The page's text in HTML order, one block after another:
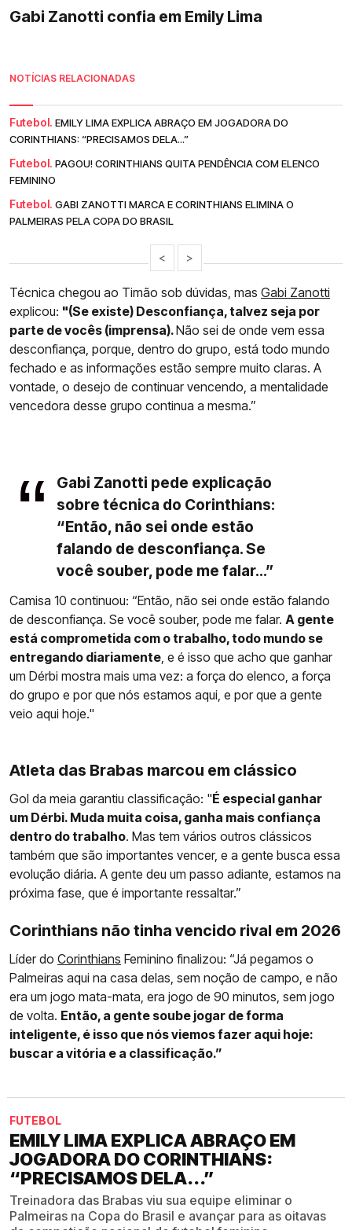
Gabi Zanotti confia em Emily Lima
NOTÍCIAS RELACIONADAS
Futebol. EMILY LIMA EXPLICA ABRAÇO EM JOGADORA DO
CORINTHIANS: “PRECISAMOS DELA...”
Futebol. PAGOU! CORINTHIANS QUITA PENDÊNCIA COM ELENCO
FEMININO
Futebol. GABI ZANOTTI MARCA E CORINTHIANS ELIMINA O
PALMEIRAS PELA COPA DO BRASIL
< >
Técnica chegou ao Timão sob dúvidas, mas Gabi Zanotti
explicou: "(Se existe) Desconfiança, talvez seja por
parte de vocês (imprensa).Não sei de onde vem essa
desconfiança, porque, dentro do grupo, está todo mundo
fechado e as informações estão sempre muito claras. A
vontade, o desejo de continuar vencendo, a mentalidade
vencedora desse grupo continua a mesma.”
Gabi Zanotti pede explicação
sobre técnica do Corinthians:
“Então, não sei onde estão
falando de desconfiança. Se
você souber, pode me falar...”
Camisa 10 continuou: “Então, não sei onde estão falando
de desconfiança. Se você souber, pode me falar. A gente
está comprometida com o trabalho, todo mundo se
entregando diariamente, e é isso que acho que ganhar
um Dérbi mostra mais uma vez: a força do elenco, a força
do grupo e por que nós estamos aqui, e por que a gente
veio aqui hoje."
Atleta das Brabas marcou em clássico
Gol da meia garantiu classificação: "É especial ganhar
um Dérbi. Muda muita coisa, ganha mais confiança
dentro do trabalho. Mas tem vários outros clássicos
também que são importantes vencer, e a gente busca essa
evolução diária. A gente deu um passo adiante, estamos na
próxima fase, que é importante ressaltar.”
Corinthians não tinha vencido rival em 2026
Líder do Corinthians Feminino finalizou: “Já pegamos o
Palmeiras aqui na casa delas, sem noção de campo, e não
era um jogo mata-mata, era jogo de 90 minutos, sem jogo
de volta. Então, a gente soube jogar de forma
inteligente, é isso que nós viemos fazer aqui hoje:
buscar a vitória e a classificação.”
FUTEBOL
EMILY LIMA EXPLICA ABRAÇO EM
JOGADORA DO CORINTHIANS:
“PRECISAMOS DELA...”
Treinadora das Brabas viu sua equipe eliminar o
Palmeiras na Copa do Brasil e avançar para as oitavas